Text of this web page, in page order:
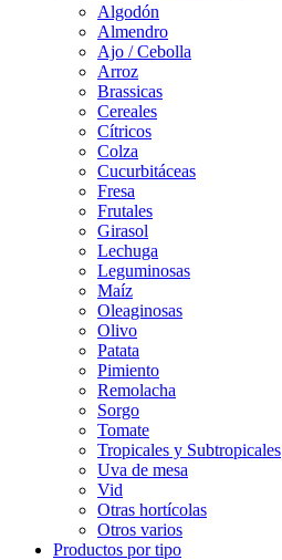
Algodón
Almendro
Ajo / Cebolla
Arroz
Brassicas
Cereales
Cítricos
Colza
Cucurbitáceas
Fresa
Frutales
Girasol
Lechuga
Leguminosas
Maíz
Oleaginosas
Olivo
Patata
Pimiento
Remolacha
Sorgo
Tomate
Tropicales y Subtropicales
Uva de mesa
Vid
Otras hortícolas
Otros varios
Productos por tipo